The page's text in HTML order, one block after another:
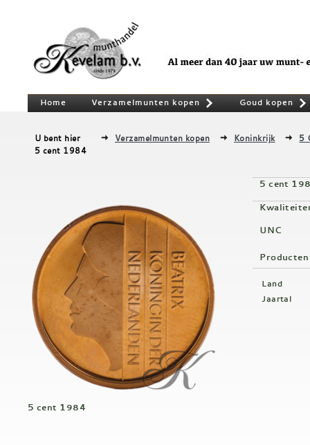
Home Verzamelmunten kopen Goud kopen
U bent hier Verzamelmunten kopen Koninkrijk
5
5 cent 1984
5 cent 1984
5 cent
UNC
Land
Jaartal